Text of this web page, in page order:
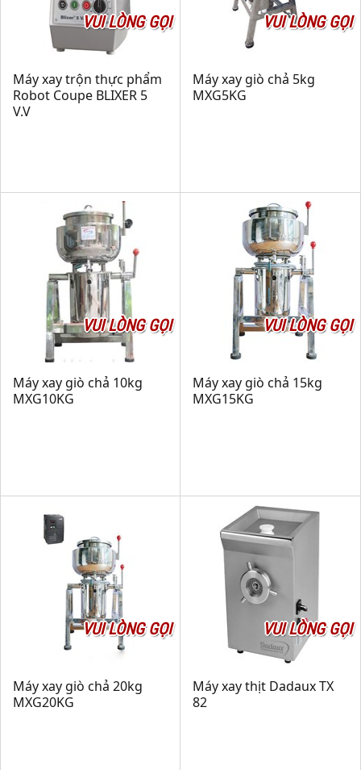
VUI LÒNG GỌI
Máy xay trộn thực phẩm
Robot Coupe BLIXER 5
V.V
VUI LÒNG GỌI
Máy xay giò chả 5kg
MXG5KG
VUI LÒNG GỌI
Máy xay giò chả 10kg
MXG10KG
VUI LÒNG GỌI
Máy xay giò chả 15kg
MXG15KG
VUI LÒNG GỌI
Máy xay giò chả 20kg
MXG20KG
VUI LÒNG GỌI
Máy xay thịt Dadaux TX
82